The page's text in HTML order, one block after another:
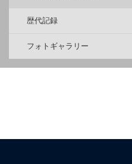
歴代記録
フォトギャラリー